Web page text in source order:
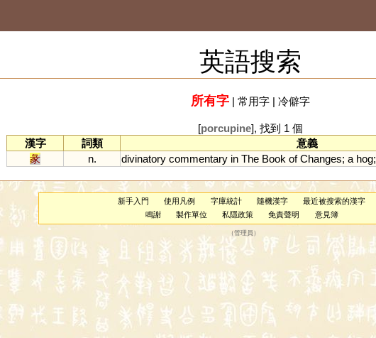
英語搜索
所有字| 常用字| 冷僻字
[porcupine], 找到 1 個
漢字
詞類
意義
彖
n. divinatory commentary in The Book of Changes; a hog;
新手入門 使用凡例 字庫統計 隨機漢字
最近被搜索的漢字
鳴謝
製作單位 私隱政策 免責聲明 意見簿
（管理員 ）